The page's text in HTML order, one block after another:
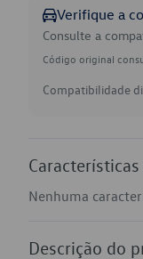
Verifique a
Consulte a
Código original
Compatibilidade
Nenhuma
Descrição do